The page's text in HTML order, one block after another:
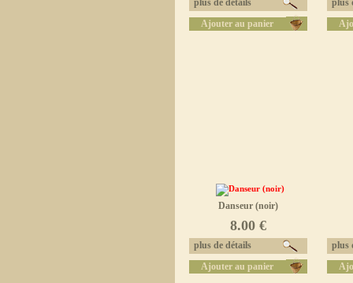
plus de détails
Ajouter au panier
plus
Danseur (noir)
8.00 €
plus de détails
Ajouter au panier
plus